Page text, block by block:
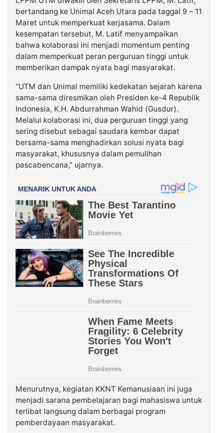
bertandang ke Unimal Aceh Utara pada taggal 9 – 11
Maret untuk memperkuat kerjasama. Dalam
kesempatan tersebut, M. Latif menyampaikan
bahwa kolaborasi ini menjadi momentum penting
dalam memperkuat peran perguruan tinggi untuk
memberikan dampak nyata bagi masyarakat.
“UTM dan Unimal memiliki kedekatan sejarah karena
sama-sama diresmikan oleh Presiden ke-4 Republik
Indonesia, K.H. Abdurrahman Wahid (Gusdur).
Melalui kolaborasi ini, dua perguruan tinggi yang
sering disebut sebagai saudara kembar dapat
bersama-sama menghadirkan solusi nyata bagi
masyarakat, khususnya dalam pemulihan
pascabencana,” ujarnya.
Menurutnya, kegiatan KKNT Kemanusiaan ini juga
menjadi sarana pembelajaran bagi mahasiswa untuk
terlibat langsung dalam berbagai program
pemberdayaan masyarakat.